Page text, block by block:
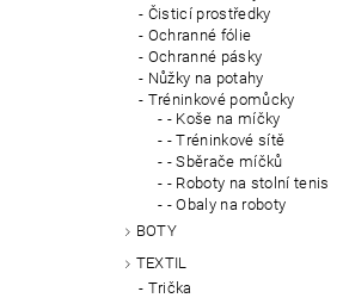
Čisticí prostředky
Ochranné fólie
Ochranné pásky
Nůžky na potahy
Tréninkové pomůcky
- Koše na míčky
- Tréninkové sítě
- Sběrače míčků
- Roboty na stolní tenis
- Obaly na roboty
BOTY
TEXTIL
Trička